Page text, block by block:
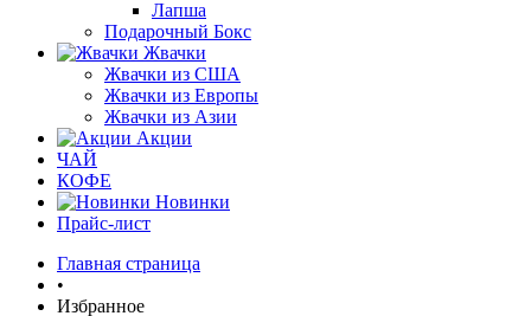
Лапша
Подарочный Бокс
Жвачки
Жвачки из США
Жвачки из Европы
Жвачки из Азии
Акции
ЧАЙ
КОФЕ
Новинки
Прайс-лист
Главная страница
•
Избранное